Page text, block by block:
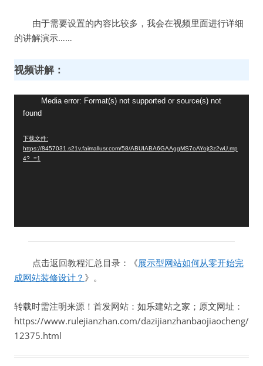
由于需要设置的内容比较多，我会在视频里面进行详细
的讲解演示……
视频讲解：
Media error: Format(s) not supported or source(s) not
found
下载文件:
https://8457031.s21v.faimallusr.com/58/ABUIABA6GAAggMS7oAYojt3z2wU.mp
4?_=1
点击返回教程汇总目录：《展示型网站如何从零开始完
成网站装修设计？ 》。
转载时需注明来源！首发网站：如乐建站之家；原文网址：
https://www.rulejianzhan.com/dazijianzhanbaojiaocheng/
12375.html